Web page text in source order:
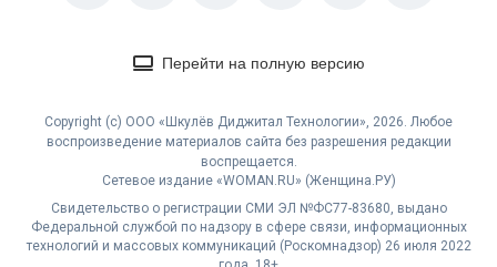
Перейти на полную версию
Copyright (с) ООО «Шкулёв Диджитал Технологии», 2026. Любое
воспроизведение материалов сайта без разрешения редакции
воспрещается.
Сетевое издание «WOMAN.RU» (Женщина.РУ)
Свидетельство о регистрации СМИ ЭЛ №ФС77-83680, выдано
Федеральной службой по надзору в сфере связи, информационных
технологий и массовых коммуникаций (Роскомнадзор) 26 июля 2022